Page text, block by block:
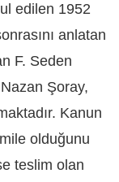
edilen 1952
anlatan
F. Seden
Şoray,
Kanun
olduğunu
teslim olan